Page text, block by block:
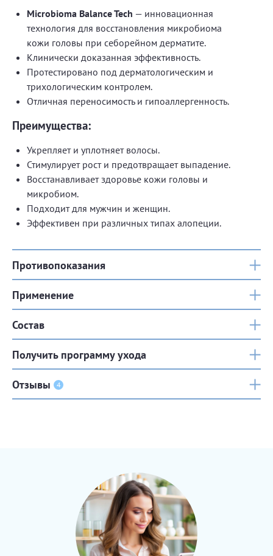
Microbioma Balance Tech — инновационная
технология для восстановления микробиома
кожи головы при себорейном дерматите.
Клинически доказанная эффективность.
Протестировано под дерматологическим и
трихологическим контролем.
Отличная переносимость и гипоаллергенность.
Преимущества:
Укрепляет и уплотняет волосы.
Стимулирует рост и предотвращает выпадение.
Восстанавливает здоровье кожи головы и
микробиом.
Подходит для мужчин и женщин.
Эффективен при различных типах алопеции.
Противопоказания
Применение
Состав
Получить программу ухода
Отзывы 4